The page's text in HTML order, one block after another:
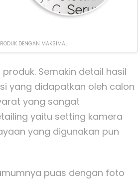
DENGAN MAKSIMAL
Semakin detail hasil
yang didapatkan oleh calon
yang sangat
yaitu setting kamera
yang digunakan pun
puas dengan foto